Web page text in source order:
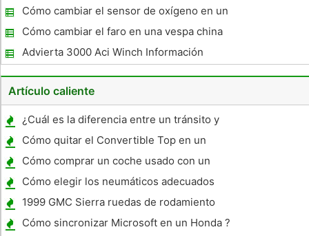
de distribución
Cómo cambiar el sensor de oxígeno en un
2002 Mazda 626
Cómo cambiar el faro en una vespa china
Advierta 3000 Aci Winch Información
Técnica
Artículo caliente
¿Cuál es la diferencia entre un tránsito y
óptica de nivel?
Cómo quitar el Convertible Top en un
Pontiac Solstice
Cómo comprar un coche usado con un
depósito
Cómo elegir los neumáticos adecuados
1999 GMC Sierra ruedas de rodamiento
Instrucciones de montaje Hub
Cómo sincronizar Microsoft en un Honda ?